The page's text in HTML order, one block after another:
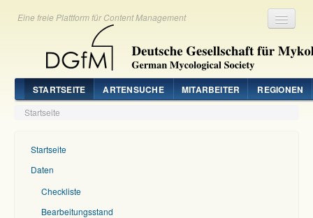
Eine freie Plattform für Content Management
STARTSEITE ARTENSUCHE MITARBEITER REGIONEN
Startseite
Startseite
Daten
Checkliste
Bearbeitungsstand